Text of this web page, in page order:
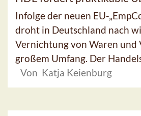
Infolge der neuen EU-
droht in Deutschland nach
Vernichtung von Waren und
großem Umfang. Der
Von Katja Keienburg